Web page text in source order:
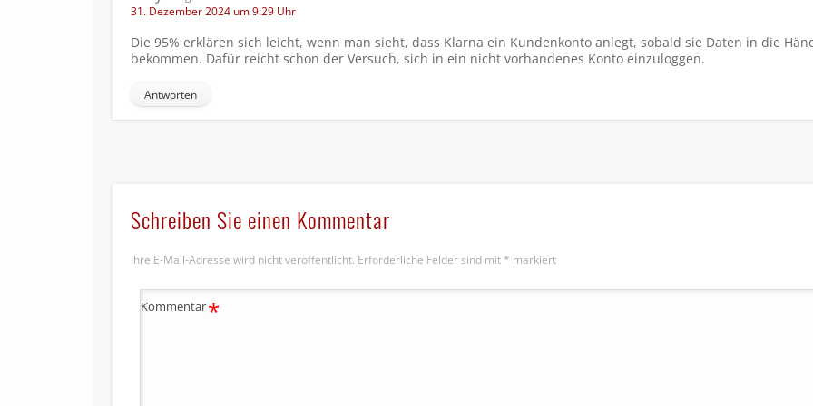
31. Dezember 2024 um 9:29 Uhr
Die 95% erklären sich leicht, wenn man sieht, dass Klarna ein Kundenkonto anlegt, sobald sie Daten in die
bekommen. Dafür reicht schon der Versuch, sich in ein nicht vorhandenes Konto einzuloggen.
Antworten
Schreiben Sie einen Kommentar
Ihre E-Mail-Adresse wird nicht veröffentlicht. Erforderliche Felder sind mit * markiert
Kommentar*